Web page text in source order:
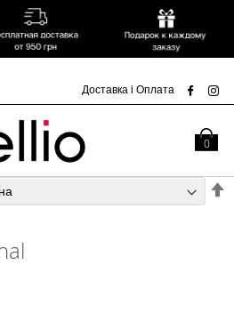
Доставка і Оплата
Кошик
0